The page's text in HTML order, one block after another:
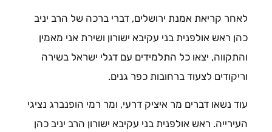
לאחר קריאת אמנת ירושלים, דברי ברכה של הרב יניב
כהן ראש אולפנית בני עקיבא ישורון ושירת אני מאמין
והתקווה, יצאו כל התלמידים עם דגלי ישראל בשירה
וריקודים לצעוד ברחובות כפר גנים.
עוד נשאו דברים מר איציק דרעי, ומר רמי הופנברג נציגי
העירייה. ראש אולפנית בני עקיבא ישורון הרב יניב כהן